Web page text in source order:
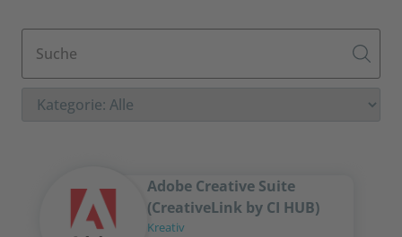
Adobe Creative Suite
(CreativeLink by CI HUB)
Kreativ